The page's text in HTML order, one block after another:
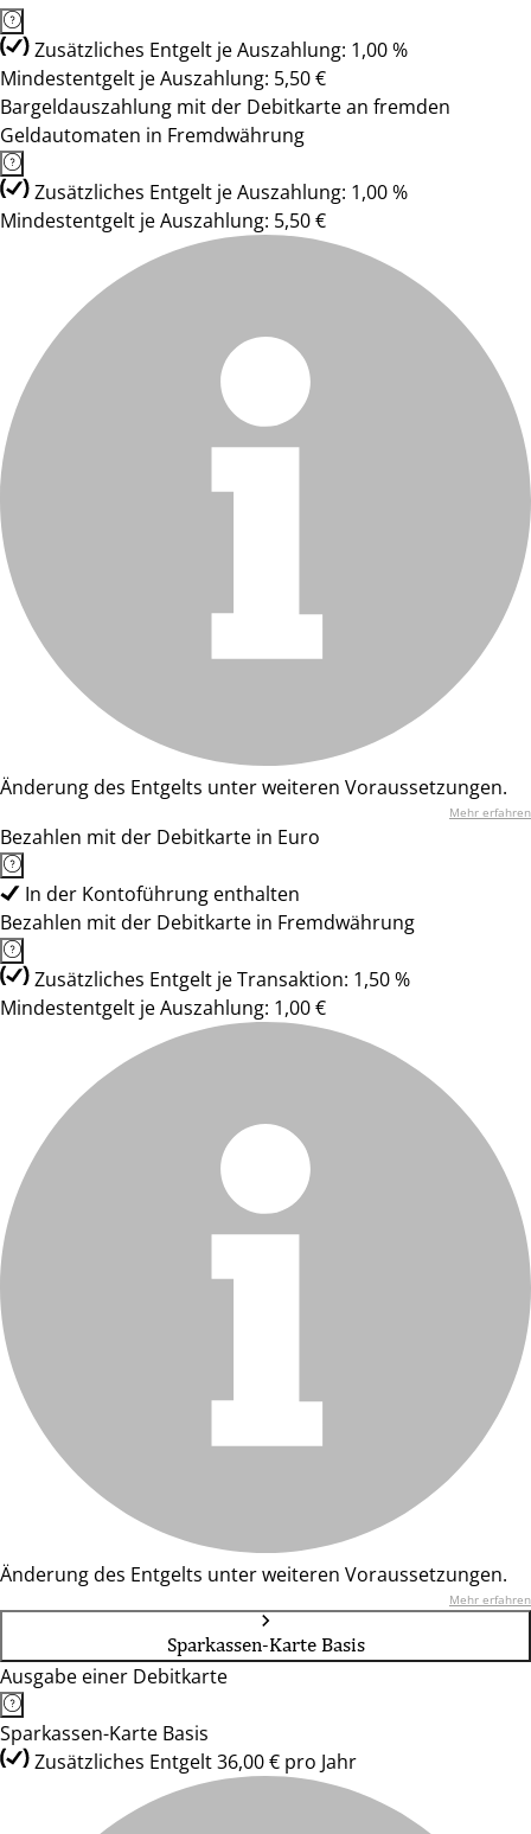
Zusätzliches Entgelt je Auszahlung: 1,00 %
Mindestentgelt je Auszahlung: 5,50 €
Bargeldauszahlung mit der Debitkarte an fremden
Geldautomaten in Fremdwährung
Zusätzliches Entgelt je Auszahlung: 1,00 %
Mindestentgelt je Auszahlung: 5,50 €
Änderung des Entgelts unter weiteren Voraussetzungen.
Mehr erfahren
Bezahlen mit der Debitkarte in Euro
In der Kontoführung enthalten
Bezahlen mit der Debitkarte in Fremdwährung
Zusätzliches Entgelt je Transaktion: 1,50 %
Mindestentgelt je Auszahlung: 1,00 €
Änderung des Entgelts unter weiteren Voraussetzungen.
Mehr erfahren
Sparkassen-Karte Basis
Ausgabe einer Debitkarte
Sparkassen-Karte Basis
Zusätzliches Entgelt 36,00 € pro Jahr